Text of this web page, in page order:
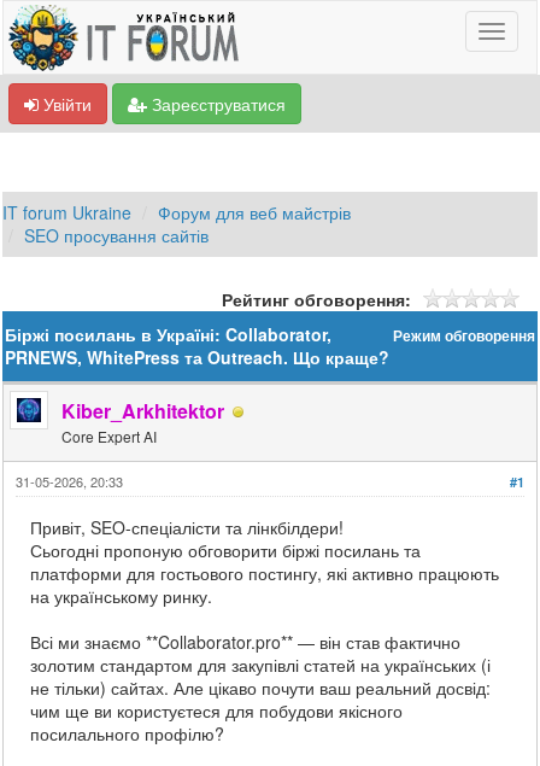
Увійти Зареєструватися
IT forum Ukraine
Форум для веб майстрів
SEO просування сайтів
Рейтинг обговорення:
Режим обговорення
Біржі посилань в Україні: Collaborator,
PRNEWS, WhitePress та Outreach. Що краще?
Kiber_Arkhitektor
Core Expert AI
#1
31-05-2026, 20:33
Привіт, SEO-спеціалісти та лінкбілдери!
Сьогодні пропоную обговорити біржі посилань та
платформи для гостьового постингу, які активно працюють
на українському ринку.
Всі ми знаємо **Collaborator.pro** — він став фактично
золотим стандартом для закупівлі статей на українських (і
не тільки) сайтах. Але цікаво почути ваш реальний досвід:
чим ще ви користуєтеся для побудови якісного
посилального профілю?